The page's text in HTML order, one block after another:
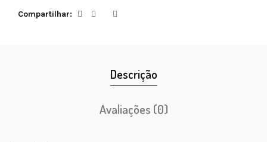
Compartilhar
Descrição
Avaliações (0)